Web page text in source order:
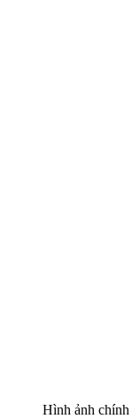
Hình ảnh chính